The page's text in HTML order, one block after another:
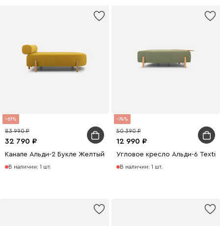
61
32 790
83 990
Канапе Альди-2 Букле Желтый
В наличии: 1 шт.
74
12 990
50 390
Угловое кресло Альди-6
В наличии: 1 шт.